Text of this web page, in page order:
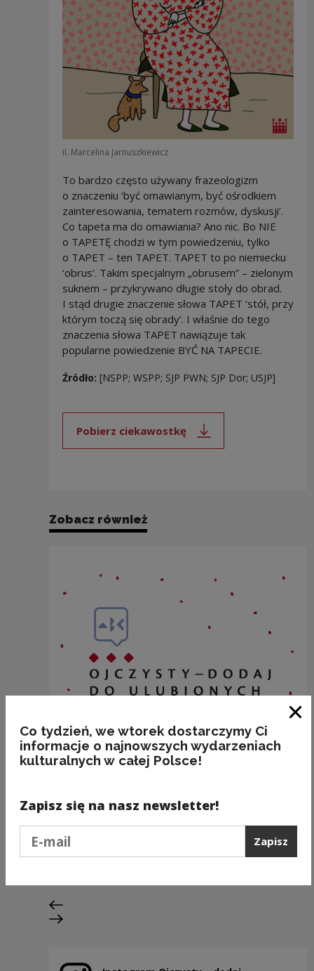
il. Marcelina Jarnuszkiewicz
To bardzo często używany frazeologizm
o znaczeniu ‘być omawianym, być ośrodkiem
zainteresowania, tematem rozmów, dyskusji’.
Co tapeta ma do omawiania? Ano nic. Bo NIE
o TAPETĘ chodzi w tym powiedzeniu, tylko
o TAPET – ten TAPET. TAPET to po niemiecku
‘obrus’. Takim specjalnym „obrusem” – zielonym
suknem – przykrywano długie stoły do obrad.
I stąd drugie znaczenie słowa TAPET ‘stół, przy
którym toczą się obrady’. I właśnie do tego
znaczenia słowa TAPET nawiązuje tak
popularne powiedzenie BYĆ NA TAPECIE.
Źródło: [NSPP; WSPP; SJP PWN; SJP Dor; USJP]
Pobierz ciekawostkę
Uwaga, link zostanie otwarty
Zobacz również
A ja chcę TĘ!
Kategorie:fleksja, poprawność
Poprzedni slajd
Następny slajd
Co tydzień, we wtorek dostarczymy Ci
informacje o najnowszych wydarzeniach
kulturalnych w całej Polsce!
Zapisz się na nasz newsletter!
Zapisz